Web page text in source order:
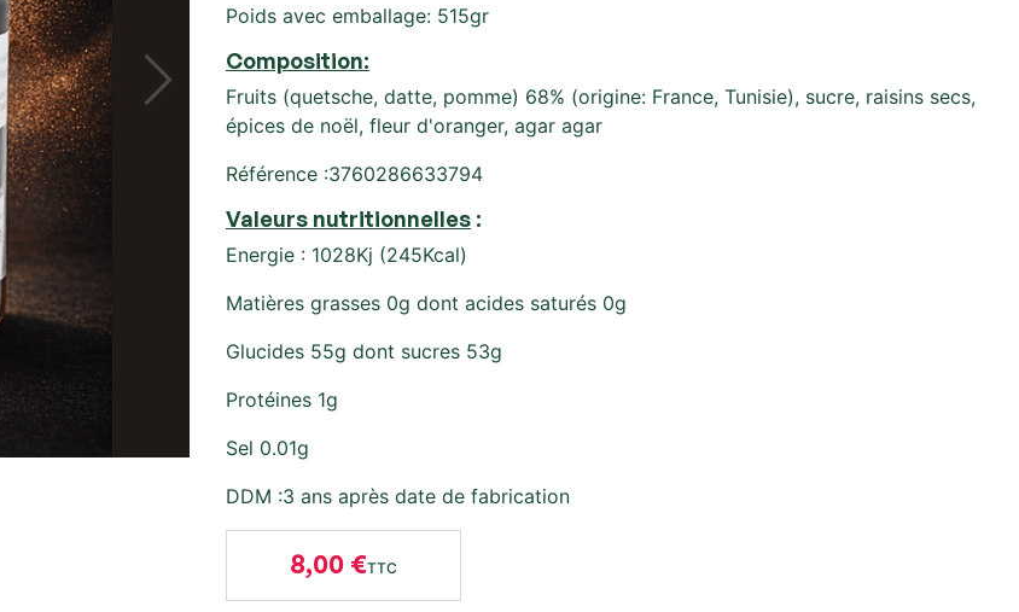
Poids avec emballage: 515gr
Composition:
Fruits (quetsche, datte, pomme) 68% (origine: France, Tunisie), sucre, raisins secs,
épices de noël, fleur d'oranger, agar agar
Référence :3760286633794
Valeurs nutritionnelles :
Energie : 1028Kj (245Kcal)
Matières grasses 0g dont acides saturés 0g
Glucides 55g dont sucres 53g
Protéines 1g
Sel 0.01g
DDM :3 ans après date de fabrication
8,00 €TTC